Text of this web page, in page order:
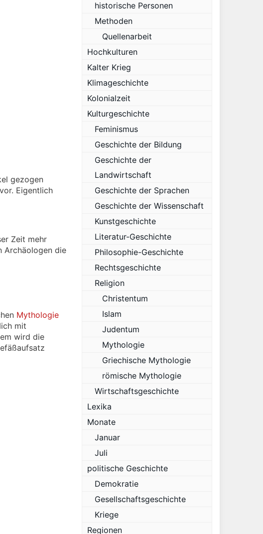
gezogen
Eigentlich
Zeit mehr
Archäologen die
Mythologie
mit
wird die
historische Personen
Methoden
Quellenarbeit
Hochkulturen
Kalter Krieg
Klimageschichte
Kolonialzeit
Kulturgeschichte
Feminismus
Geschichte der Bildung
Geschichte der
Landwirtschaft
Geschichte der Sprachen
Geschichte der Wissenschaft
Kunstgeschichte
Literatur-Geschichte
Philosophie-Geschichte
Rechtsgeschichte
Religion
Christentum
Islam
Judentum
Mythologie
Griechische Mythologie
römische Mythologie
Wirtschaftsgeschichte
Lexika
Monate
Januar
Juli
politische Geschichte
Demokratie
Gesellschaftsgeschichte
Kriege
Regionen